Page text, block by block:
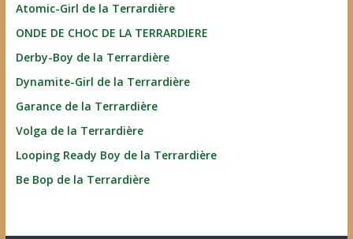
Atomic-Girl de la Terrardière
ONDE DE CHOC DE LA TERRARDIERE
Derby-Boy de la Terrardière
Dynamite-Girl de la Terrardière
Garance de la Terrardière
Volga de la Terrardière
Looping Ready Boy de la Terrardière
Be Bop de la Terrardière